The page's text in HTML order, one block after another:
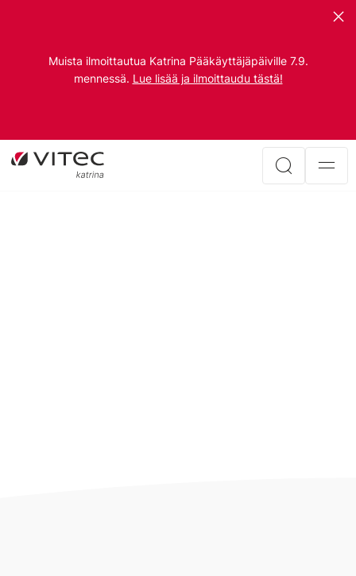
Muista ilmoittautua Katrina Pääkäyttäjäpäiville 7.9.
mennessä. Lue lisää ja ilmoittaudu tästä!